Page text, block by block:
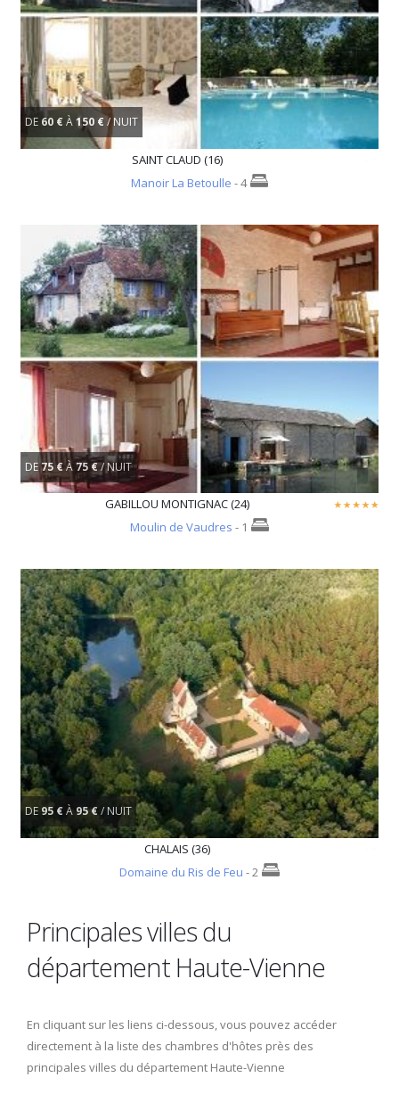
DE 60 €À150 €/ NUIT
SAINT CLAUD (16)
Manoir La Betoulle - 4
DE75 €À75 €/ NUIT
GABILLOU MONTIGNAC (24)
Moulin de Vaudres - 1
DE 95 €À 95 €/ NUIT
CHALAIS (36)
Domaine du Ris de Feu - 2
Principales villes du
département Haute-Vienne
En cliquant sur les liens ci-dessous, vous pouvez accéder
directement à la liste des chambres d'hôtes près des
principales villes du département Haute-Vienne